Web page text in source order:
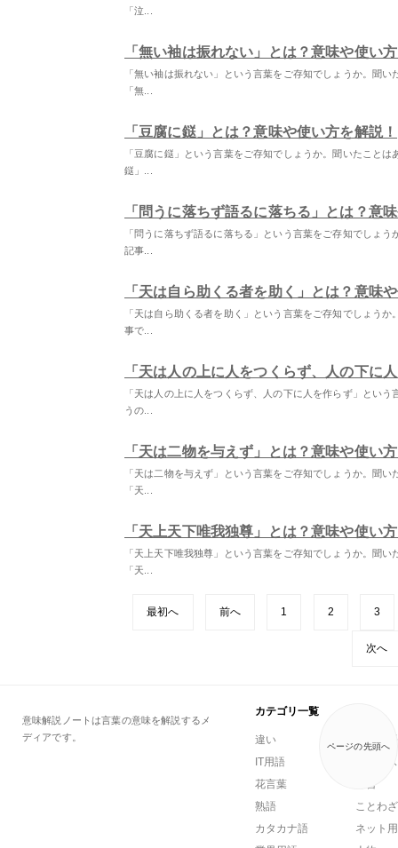
「泣...
「無い袖は振れない」とは？意味や使い
「無い袖は振れない」という言葉をご存知でしょうか。聞
「無...
「豆腐に鎹」とは？意味や使い方を解説！
「豆腐に鎹」という言葉をご存知でしょうか。聞いたこと
鎹」...
「問うに落ちず語るに落ちる」とは？意
「問うに落ちず語るに落ちる」という言葉をご存知でしょ
記事...
「天は自ら助くる者を助く」とは？意味
「天は自ら助くる者を助く」という言葉をご存知でしょう
事で...
「天は人の上に人をつくらず、人の下に
「天は人の上に人をつくらず、人の下に人を作らず」とい
うの...
「天は二物を与えず」とは？意味や使い
「天は二物を与えず」という言葉をご存知でしょうか。聞
「天...
「天上天下唯我独尊」とは？意味や使い
「天上天下唯我独尊」という言葉をご存知でしょうか。聞
「天...
最初へ 前へ 1 2 3
次へ
ページの先頭へ
意味解説ノートは言葉の意味を解説するメ
ディアです。
カテゴリ一覧
違い
一般用語
IT用語
ビジネ
花言葉
方言
熟語
ことわ
カタカナ語
ネット